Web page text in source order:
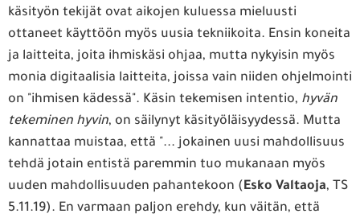
käsityön tekijät ovat aikojen kuluessa mieluusti
ottaneet käyttöön myös uusia tekniikoita. Ensin koneita
ja laitteita, joita ihmiskäsi ohjaa, mutta nykyisin myös
monia digitaalisia laitteita, joissa vain niiden ohjelmointi
on "ihmisen kädessä". Käsin tekemisen intentio, hyvän
tekeminen hyvin, on säilynyt käsityöläisyydessä. Mutta
kannattaa muistaa, että "... jokainen uusi mahdollisuus
tehdä jotain entistä paremmin tuo mukanaan myös
uuden mahdollisuuden pahantekoon (Esko Valtaoja, TS
5.11.19). En varmaan paljon erehdy, kun väitän, että